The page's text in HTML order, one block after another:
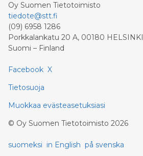
Oy Suomen Tietotoimisto
tiedote@stt.fi
(09) 6958 1286
Porkkalankatu 20 A, 00180 HELSINKI
Suomi – Finland
Facebook X
Tietosuoja
Muokkaa evästeasetuksiasi
© Oy Suomen Tietotoimisto 2026
suomeksi in English på svenska